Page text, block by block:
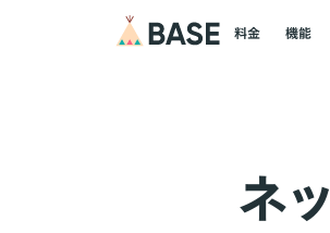
料金 機能
ネッ